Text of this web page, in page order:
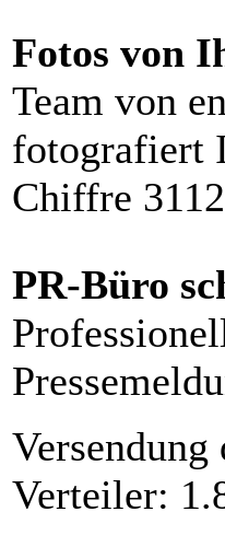
Fotos von
Team von
fotografiert
Chiffre
PR-Büro
Verteiler: